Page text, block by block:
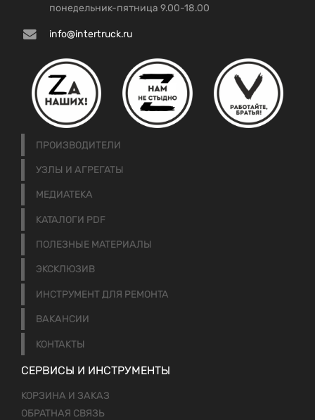
понедельник-пятница 9.00-18.00
info@intertruck.ru
ПРОИЗВОДИТЕЛИ
УЗЛЫ И АГРЕГАТЫ
МЕДИАТЕКА
КАТАЛОГИ PDF
ПОЛЕЗНЫЕ МАТЕРИАЛЫ
ЭКСКЛЮЗИВ
ИНСТРУМЕНТ ДЛЯ РЕМОНТА
ВАКАНСИИ
КОНТАКТЫ
СЕРВИСЫ И ИНСТРУМЕНТЫ
КОРЗИНА И ЗАКАЗ
ОБРАТНАЯ СВЯЗЬ